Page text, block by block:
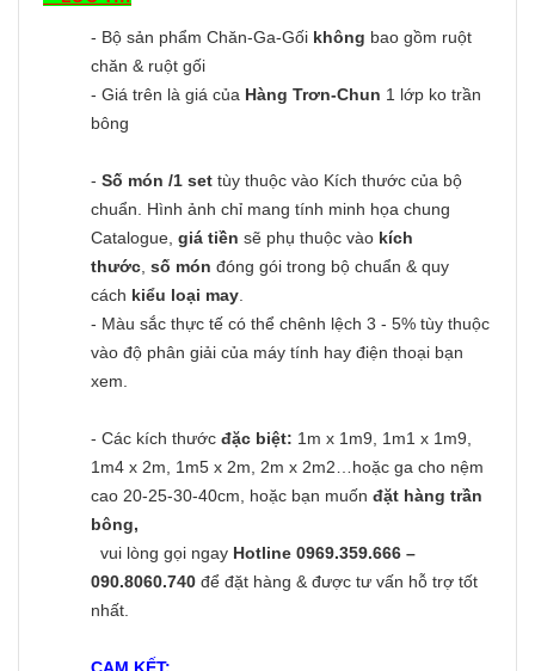
- Bộ sản phẩm Chăn-Ga-Gối không bao gồm ruột
chăn & ruột gối
- Giá trên là giá của Hàng Trơn-Chun 1 lớp ko trần
bông
- Số món /1 set tùy thuộc vào Kích thước của bộ
chuẩn. Hình ảnh chỉ mang tính minh họa chung
Catalogue, giá tiền sẽ phụ thuộc vào kích
thước số món đóng gói trong bộ chuẩn & quy
cách kiểu loại may
- Màu sắc thực tế có thể chênh lệch 3 - 5% tùy thuộc
vào độ phân giải của máy tính hay điện thoại bạn
xem.
- Các kích thước đặc biệt: 1m x 1m9, 1m1 x 1m9,
1m4 x 2m, 1m5 x 2m, 2m x 2m2…hoặc ga cho nệm
cao 20-25-30-40cm, hoặc bạn muốn đặt hàng trần
bông,
vui lòng gọi ngay Hotline 0969.359.666 –
090.8060.740 để đặt hàng & được tư vấn hỗ trợ tốt
nhất.
CAM KẾT: